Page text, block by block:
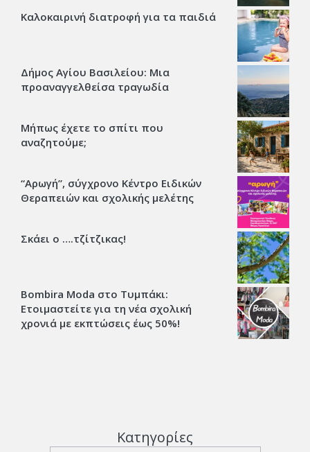
Καλοκαιρινή διατροφή για τα παιδιά
Δήμος Αγίου Βασιλείου: Μια
προαναγγελθείσα τραγωδία
Μήπως έχετε το σπίτι που
αναζητούμε;
“Αρωγή”, σύγχρονο Κέντρο Ειδικών
Θεραπειών και σχολικής μελέτης
Σκάει ο ….τζίτζικας!
Bombira Moda στο Τυμπάκι:
Ετοιμαστείτε για τη νέα σχολική
χρονιά με εκπτώσεις έως 50%!
Κατηγορίες